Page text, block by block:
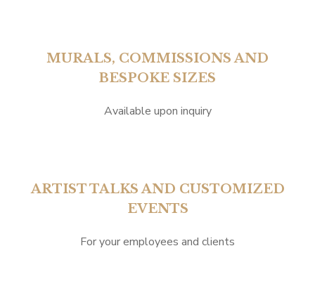
MURALS, COMMISSIONS AND
BESPOKE SIZES
Available upon inquiry
ARTIST TALKS AND CUSTOMIZED
EVENTS
For your employees and clients